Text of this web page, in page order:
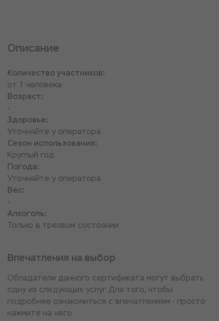
Описание
Количество участников:
от 1 человека
Возраст:
-
Здоровье:
Уточняйте у оператора
Сезон использования:
Круглый год
Погода:
Уточняйте у оператора
Вес:
-
Алкоголь:
Только в трезвом состоянии
Впечатления на выбор
Обладатели данного сертификата могут выбрать
одну из следующих услуг. Для того, чтобы
подробнее ознакомиться с впечатлением - просто
нажмите на него